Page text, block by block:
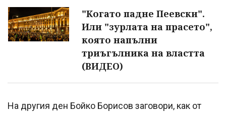
"Когато падне Пеевски".
Или "зурлата на прасето",
която напълни
триъгълника на властта
(ВИДЕО)
На другия ден Бойко Борисов заговори, как от